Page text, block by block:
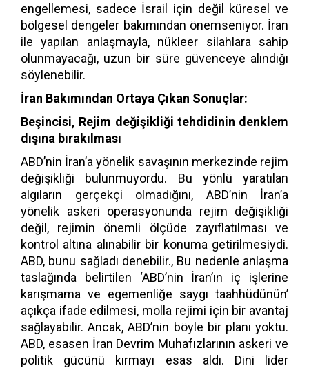
engellemesi, sadece İsrail için değil küresel ve
bölgesel dengeler bakımından önemseniyor. İran
ile yapılan anlaşmayla, nükleer silahlara sahip
olunmayacağı, uzun bir süre güvenceye alındığı
söylenebilir.
İran Bakımından Ortaya Çıkan Sonuçlar:
Beşincisi, Rejim değişikliği tehdidinin denklem
dışına bırakılması
ABD’nin İran’a yönelik savaşının merkezinde rejim
değişikliği bulunmuyordu. Bu yönlü yaratılan
algıların gerçekçi olmadığını, ABD’nin İran’a
yönelik askeri operasyonunda rejim değişikliği
değil, rejimin önemli ölçüde zayıflatılması ve
kontrol altına alınabilir bir konuma getirilmesiydi.
ABD, bunu sağladı denebilir., Bu nedenle anlaşma
taslağında belirtilen ‘ABD’nin İran’ın iç işlerine
karışmama ve egemenliğe saygı taahhüdünün’
açıkça ifade edilmesi, molla rejimi için bir avantaj
sağlayabilir. Ancak, ABD’nin böyle bir planı yoktu.
ABD, esasen İran Devrim Muhafızlarının askeri ve
politik gücünü kırmayı esas aldı. Dini lider